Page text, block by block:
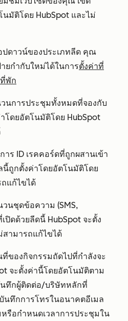
มัติโดย HubSpot และไม่
ปดาวน์ของประเภทลีด คุณ
ยกำกับใหม่ได้ในการตั้งค่าที่
พัก
วนการประชุมทั้งหมดที่จองกับ
โดยอัตโนมัติโดย HubSpot
าร ID เรคคอร์ดที่ถูกผสานเข้า
นี้ถูกตั้งค่าโดยอัตโนมัติโดย
แก้ไขได้
วนชุดข้อความ (SMS,
ปิดด้วยลีดนี้ HubSpot จะตั้ง
ามารถแก้ไขได้
ที่ของกิจกรรมถัดไปที่กำลังจะ
จะตั้งค่านี้โดยอัตโนมัติตาม
นทึกผู้ติดต่อ/บริษัทหลักที่
นทึกการโทรในอนาคตอีเมล
รือกำหนดเวลาการประชุมใน